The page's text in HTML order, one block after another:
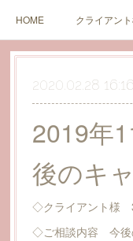
HOME クライアン
セミナーのご案内とご感想
2020.02.28 16:16
2019年
後のキ
◇クライアント様
◇ご相談内容 今後